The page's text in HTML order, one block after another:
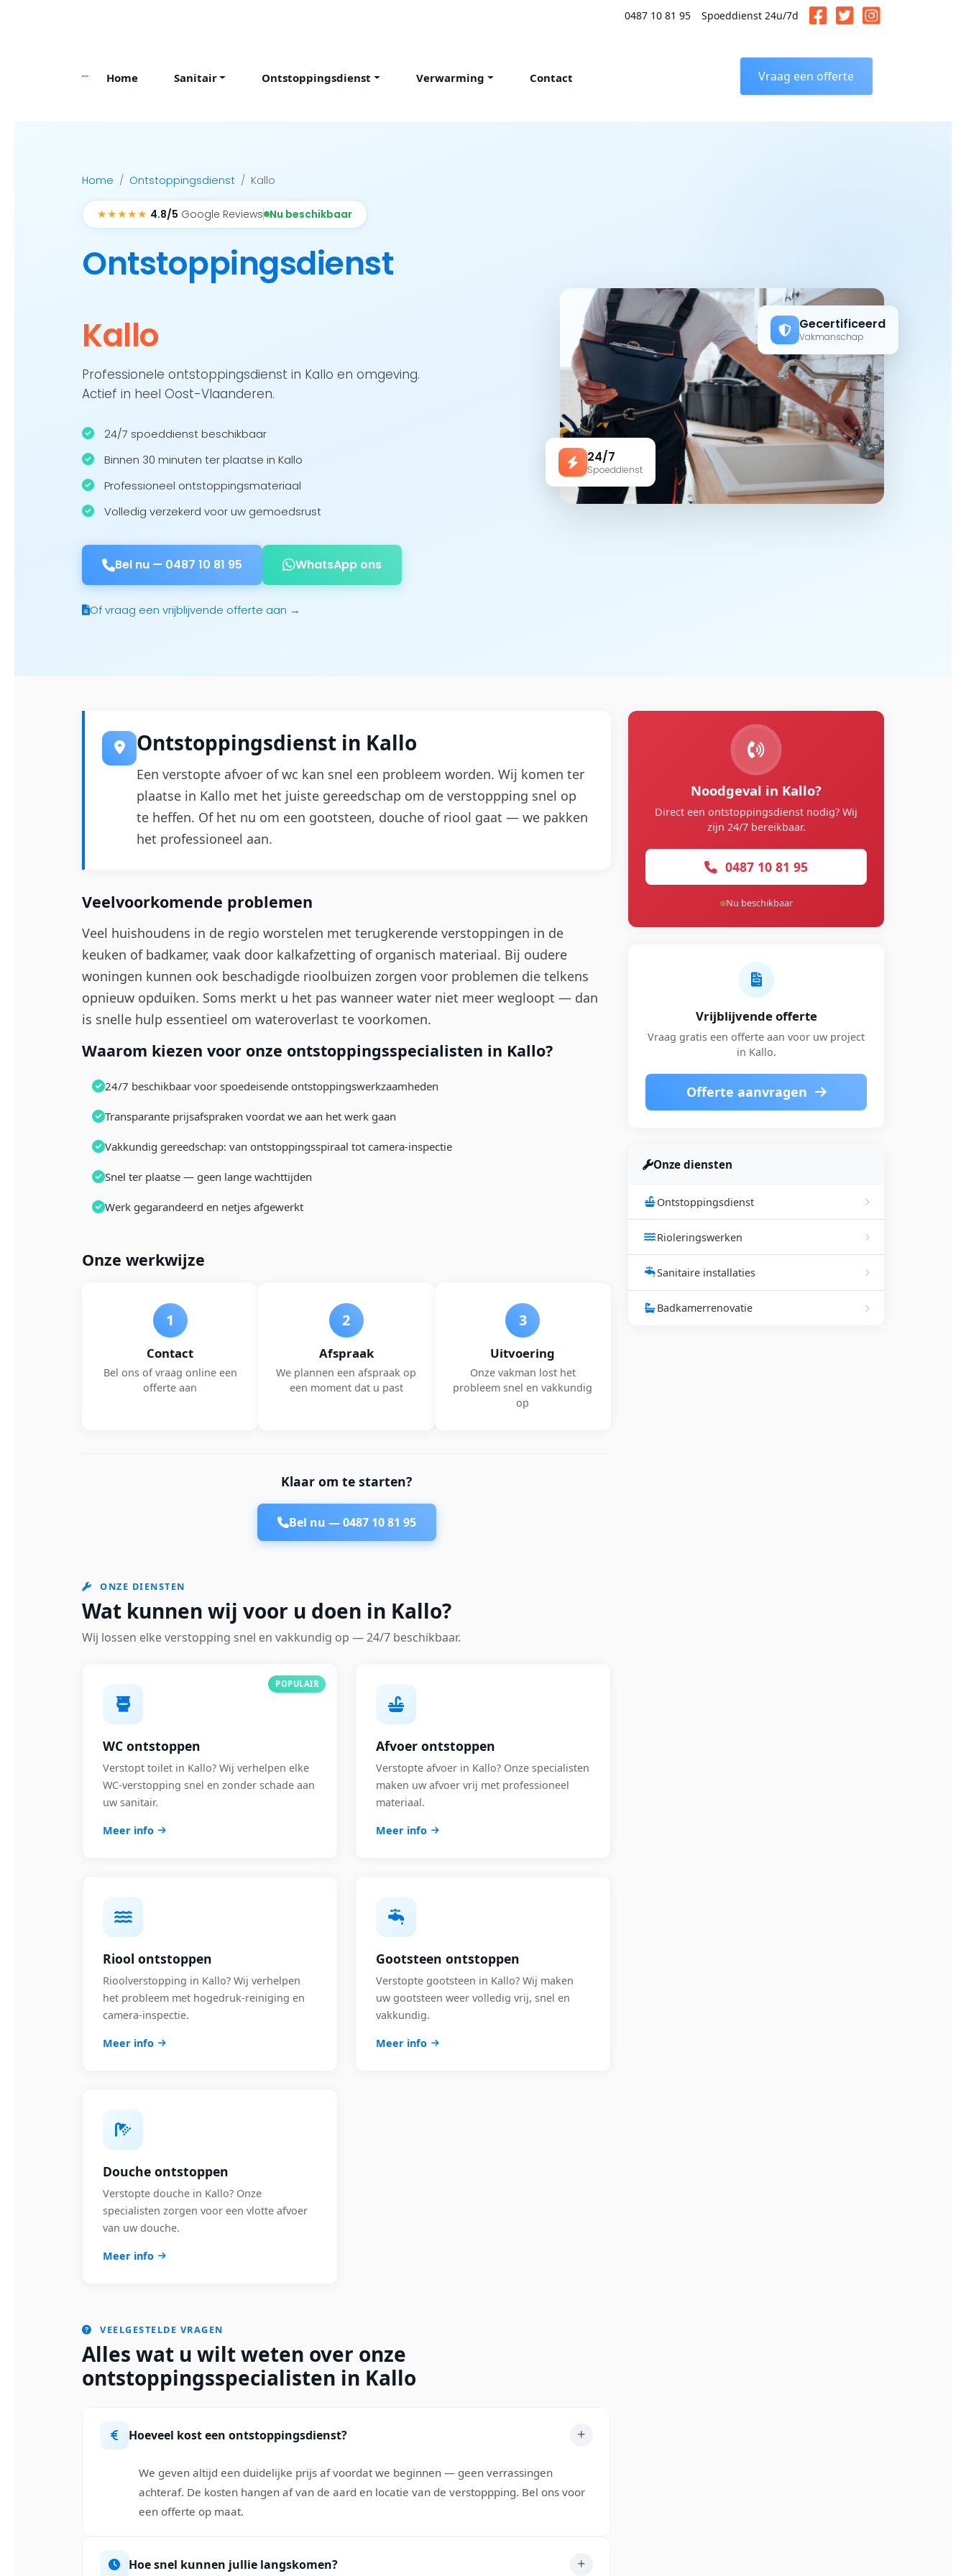
0487 10 81 95 Spoeddienst 24u/7d
Home Sanitair Ontstoppingsdienst Verwarming Contact Vraag een offerte
Home Ontstoppingsdienst Kallo
★★★★★ 4.8/5 Google Reviews Nu beschikbaar
Ontstoppingsdienst
Kallo
Professionele ontstoppingsdienst in Kallo en omgeving.
Actief in heel Oost-Vlaanderen.
24/7 spoeddienst beschikbaar
Binnen 30 minuten ter plaatse in Kallo
Professioneel ontstoppingsmateriaal
Volledig verzekerd voor uw gemoedsrust
Bel nu — 0487 10 81 95 WhatsApp ons
Of vraag een vrijblijvende offerte aan →
24/7
Spoeddienst
Gecertificeerd
Vakmanschap
Ontstoppingsdienst in Kallo
Een verstopte afvoer of wc kan snel een probleem worden. Wij komen ter
plaatse in Kallo met het juiste gereedschap om de verstoppping snel op
te heffen. Of het nu om een gootsteen, douche of riool gaat — we pakken
het professioneel aan.
Veelvoorkomende problemen
Veel huishoudens in de regio worstelen met terugkerende verstoppingen in de
keuken of badkamer, vaak door kalkafzetting of organisch materiaal. Bij oudere
woningen kunnen ook beschadigde rioolbuizen zorgen voor problemen die telkens
opnieuw opduiken. Soms merkt u het pas wanneer water niet meer wegloopt — dan
is snelle hulp essentieel om wateroverlast te voorkomen.
Waarom kiezen voor onze ontstoppingsspecialisten in Kallo?
24/7 beschikbaar voor spoedeisende ontstoppingswerkzaamheden
Transparante prijsafspraken voordat we aan het werk gaan
Vakkundig gereedschap: van ontstoppingsspiraal tot camera-inspectie
Snel ter plaatse — geen lange wachttijden
Werk gegarandeerd en netjes afgewerkt
Onze werkwijze
1
Contact
Bel ons of vraag online een
offerte aan
2
Afspraak
We plannen een afspraak op
een moment dat u past
3
Uitvoering
Onze vakman lost het
probleem snel en vakkundig
op
Klaar om te starten?
Bel nu —0487 10 81 95
ONZE DIENSTEN
Wat kunnen wij voor u doen in Kallo?
Wij lossen elke verstopping snel en vakkundig op — 24/7 beschikbaar.
POPULAIR
WC ontstoppen
Verstopt toilet in Kallo? Wij verhelpen elke
WC-verstopping snel en zonder schade aan
uw sanitair.
Meer info
Afvoer ontstoppen
Verstopte afvoer in Kallo? Onze specialisten
maken uw afvoer vrij met professioneel
materiaal.
Meer info
Riool ontstoppen
Rioolverstopping in Kallo? Wij verhelpen
het probleem met hogedruk-reiniging en
camera-inspectie.
Meer info
Gootsteen ontstoppen
Verstopte gootsteen in Kallo? Wij maken
uw gootsteen weer volledig vrij, snel en
vakkundig.
Meer info
Douche ontstoppen
Verstopte douche in Kallo? Onze
specialisten zorgen voor een vlotte afvoer
van uw douche.
Meer info
VEELGESTELDE VRAGEN
Alles wat u wilt weten over onze
ontstoppingsspecialisten in Kallo
Hoeveel kost een ontstoppingsdienst?
We geven altijd een duidelijke prijs af voordat we beginnen — geen verrassingen
achteraf. De kosten hangen af van de aard en locatie van de verstoppping. Bel ons voor
een offerte op maat.
Hoe snel kunnen jullie langskomen?
Noodgeval in Kallo?
Direct een ontstoppingsdienst nodig? Wij
zijn 24/7 bereikbaar.
0487 10 81 95
Nu beschikbaar
Vrijblijvende offerte
Vraag gratis een offerte aan voor uw project
in Kallo.
Offerte aanvragen
Onze diensten
Ontstoppingsdienst
Rioleringswerken
Sanitaire installaties
Badkamerrenovatie